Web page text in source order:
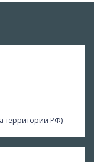
территории РФ)